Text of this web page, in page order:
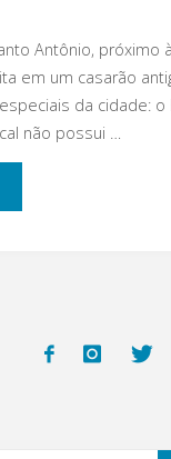
Antônio, próximo
em um casarão
da cidade: o
não possui …